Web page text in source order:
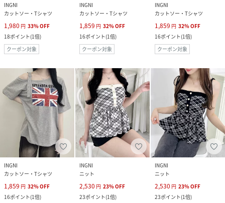
INGNI
カットソー・Tシャツ
1,980 円 33%OFF
18ポイント(1倍)
クーポン対象
INGNI
カットソー・Tシャツ
1,859 円 32%OFF
16ポイント(1倍)
クーポン対象
INGNI
カットソー・Tシャツ
1,859 円 32%OFF
16ポイント(1倍)
クーポン対象
INGNI
カットソー・Tシャツ
1,859 円 32%OFF
16ポイント(1倍)
INGNI
ニット
2,530 円 23%OFF
23ポイント(1倍)
INGNI
ニット
2,530 円 23%OFF
23ポイント(1倍)